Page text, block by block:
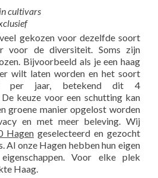
cultivars
gekozen voor dezelfde soort
voor de diversiteit. Soms zijn
Bijvoorbeeld als je een haag
wilt laten worden en het soort
per jaar, betekend dit 4
keuze voor een schutting kan
groene manier opgelost worden
en met meer beleving. Wij
Hagen geselecteerd en gezocht
Al onze Hagen hebben hun eigen
Voor elke plek
Haag.